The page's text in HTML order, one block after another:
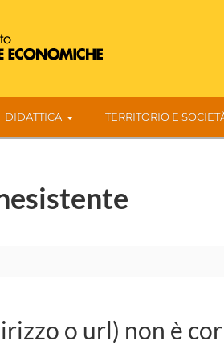
DIDATTICA TERRITORIO E
o url) non è